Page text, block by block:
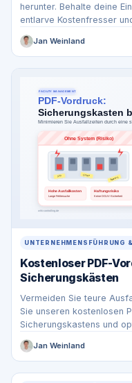
herunter. Behalte deine
entlarve Kostenfresser
Jan Weinland
UNTERNEHMENSFÜHRUNG
Kostenloser PDF-
Sicherungskästen
Vermeiden Sie teure
Sie unseren kostenlosen
Sicherungskastens und
Jan Weinland